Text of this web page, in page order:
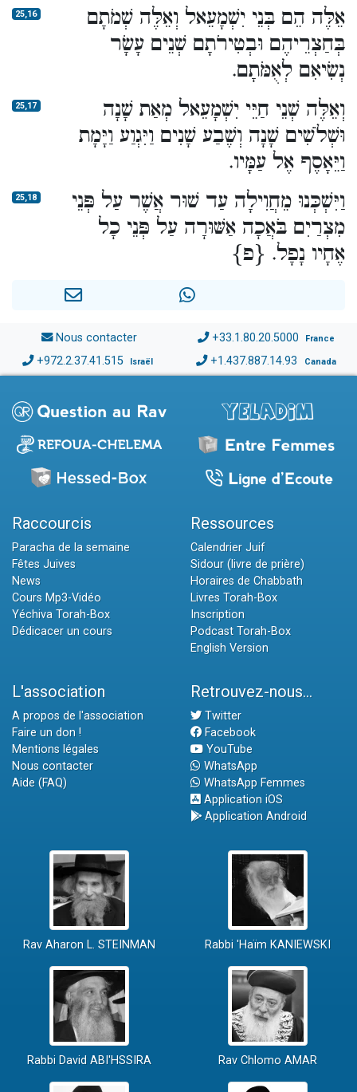
25,16
אֵלֶּה הֵם בְּנֵי יִשְׁמָעֵאל וְאֵלֶּה שְׁמֹתָם
בְּחַצְרֵיהֶם וּבְטִירֹתָם שְׁנֵים עָשָׂר
נְשִׂיאִם לְאֻמֹּתָם.
25,17
וְאֵלֶּה שְׁנֵי חַיֵּי יִשְׁמָעֵאל מְאַת שָׁנָה
וּשְׁלֹשִׁים שָׁנָה וְשֶׁבַע שָׁנִים וַיִּגְוַע וַיָּמָת
וַיֵּאָסֶף אֶל עַמָּיו.
25,18
וַיִּשְׁכְּנוּ מֵחֲוִילָה עַד שׁוּר אֲשֶׁר עַל פְּנֵי
מִצְרַיִם בֹּאֲכָה אַשּׁוּרָה עַל פְּנֵי כָל
אֶחָיו נָפָל. {פ}
Nous contacter +33.1.80.20.5000 France
+972.2.37.41.515 Israël +1.437.887.14.93 Canada
Raccourcis
Paracha de la semaine
Fêtes Juives
News
Cours Mp3-Vidéo
Yéchiva Torah-Box
Dédicacer un cours
Ressources
Calendrier Juif
Sidour (livre de prière)
Horaires de Chabbath
Livres Torah-Box
Inscription
Podcast Torah-Box
English Version
L'association
A propos de l'association
Faire un don !
Mentions légales
Nous contacter
Aide (FAQ)
Retrouvez-nous...
Twitter
Facebook
YouTube
WhatsApp
WhatsApp Femmes
Application iOS
Application Android
Rav Aharon L. STEINMAN Rabbi 'Haïm KANIEWSKI
Rabbi David ABI'HSSIRA Rav Chlomo AMAR